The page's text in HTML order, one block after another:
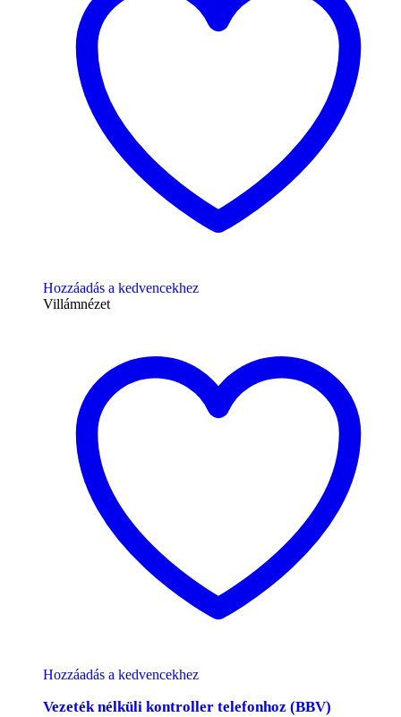
Hozzáadás a kedvencekhez
Villámnézet
Hozzáadás a kedvencekhez
Vezeték nélküli kontroller telefonhoz (BBV)